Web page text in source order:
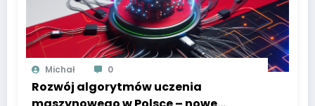
Michał 0
Rozwój algorytmów uczenia